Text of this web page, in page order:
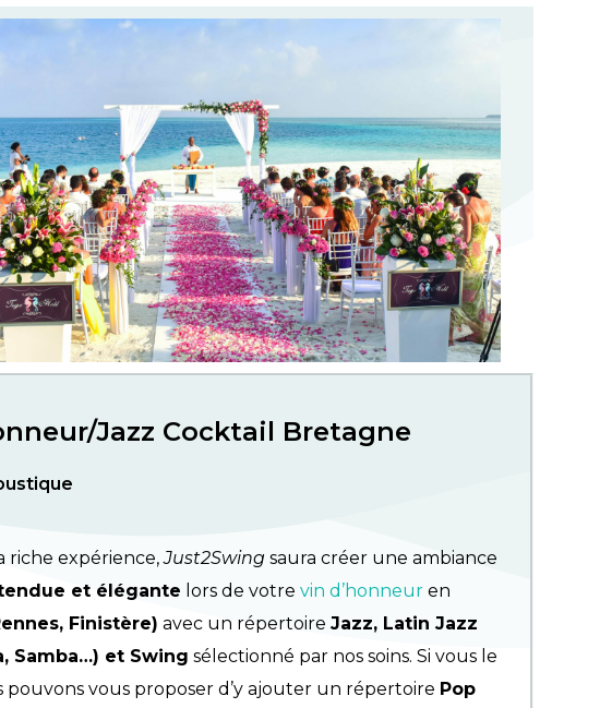
Jazz Cocktail Bretagne
riche expérience,Just2Swing saura créer une ambiance
et élégante lors de votre vin d’honneur en
Finistère) avec un répertoire Jazz, Latin Jazz
Samba…) et Swing sélectionné par nos soins. Si vous le
pouvons vous proposer d’y ajouter un répertoire Pop